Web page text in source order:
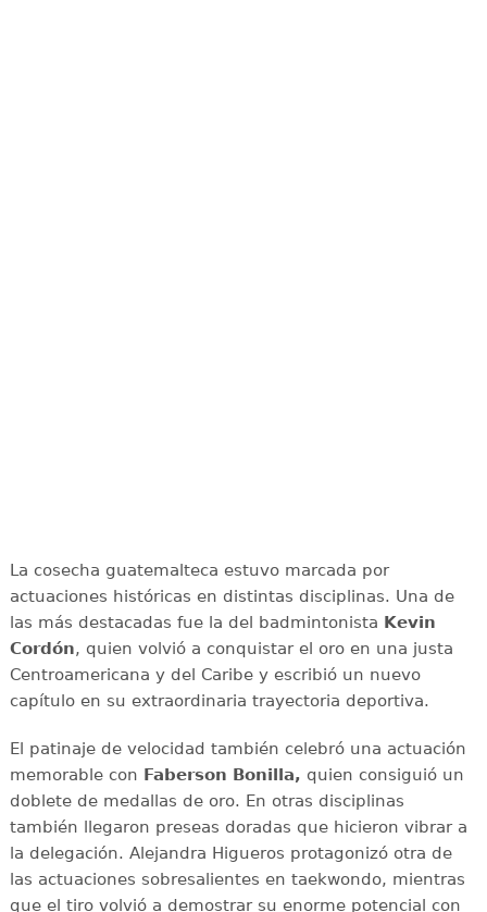
La cosecha guatemalteca estuvo marcada por
actuaciones históricas en distintas disciplinas. Una de
las más destacadas fue la del badmintonista Kevin
Cordón, quien volvió a conquistar el oro en una justa
Centroamericana y del Caribe y escribió un nuevo
capítulo en su extraordinaria trayectoria deportiva.
El patinaje de velocidad también celebró una actuación
memorable con Faberson Bonilla, quien consiguió un
doblete de medallas de oro. En otras disciplinas
también llegaron preseas doradas que hicieron vibrar a
la delegación. Alejandra Higueros protagonizó otra de
las actuaciones sobresalientes en taekwondo, mientras
que el tiro volvió a demostrar su enorme potencial con